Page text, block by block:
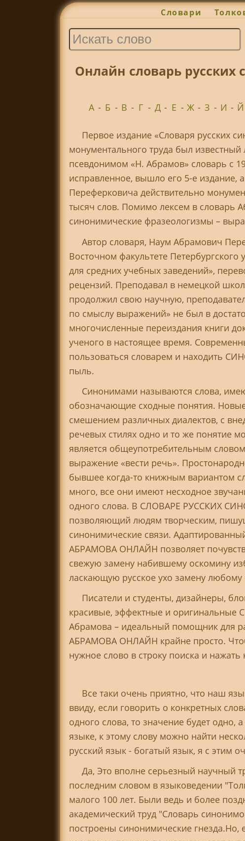
Словари
Онлайн словарь
А - Б - В - Г - Д - Е - Ж - З - И - Й
Первое издание «Словаря русских
монументального труда был
псевдонимом «Н. Абрамов» словарь с
исправленное, вышло его 5-е издание,
Переферковича действительно
тысяч слов. Помимо лексем в
синонимические фразеологизмы –
Автор словаря, Наум Абрамович
Восточном факультете Петербургского
для средних учебных заведений»,
рецензий. Преподавал в немецкой
продолжил свою научную,
по смыслу выражений» не был в
многочисленные переиздания книги
ученого в настоящее время.
пользоваться словарем и находить
пыль.
Синонимами называются слова,
обозначающие сходные понятия.
смешением различных диалектов, с
речевых стилях одно и то же понятие
является общеупотребительным
выражение «вести речь».
бывшее когда-то книжным вариантом
много, все они имеют несходное
одного слова. В СЛОВАРЕ РУССКИХ
позволяющий людям творческим,
синонимические связи.
АБРАМОВА ОНЛАЙН позволяет
свежую замену набившему оскомину
ласкающую русское ухо замену любому
Писатели и студенты, дизайнеры,
красивые, эффектные и
Абрамова – идеальный помощник для
АБРАМОВА ОНЛАЙН крайне просто.
нужное слово в строку поиска и нажать
Все таки очень приятно, что наш
ввиду, если говорить о конкретных
одного слова, то значение будет одно,
языке, к этому слову можно найти
русский язык - богатый язык, я с этим
Да, Это вполне серьезный научный
последним словом в языковедении
малого 100 лет. Были ведь и более
академический труд "Словарь
построены синонимические гнезда.Но,